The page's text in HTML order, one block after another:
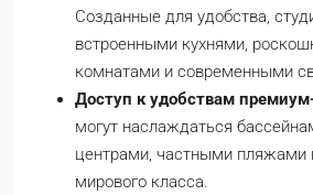
Созданные для удобства,
встроенными кухнями,
комнатами и современными
Доступ к удобствам
могут наслаждаться
центрами, частными пляжами
мирового класса.